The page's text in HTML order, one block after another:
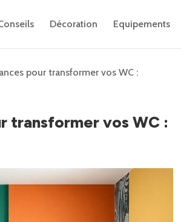
Décoration Equipements
pour transformer vos WC :
transformer vos WC :